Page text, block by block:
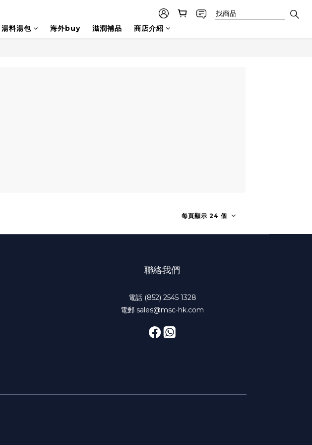
湯料湯包 海外buy 滋潤補品 商店介紹
每頁顯示 24 個
聯絡我們
電話 (852) 2545 1328
電郵 sales@msc-hk.com